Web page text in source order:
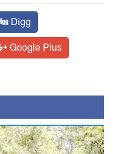
Digg
Google Plus